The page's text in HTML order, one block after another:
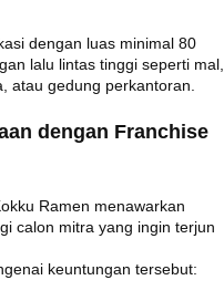
dengan luas minimal 80
lalu lintas tinggi seperti mal,
atau gedung perkantoran.
dengan Franchise
Ramen menawarkan
calon mitra yang ingin terjun
keuntungan tersebut: